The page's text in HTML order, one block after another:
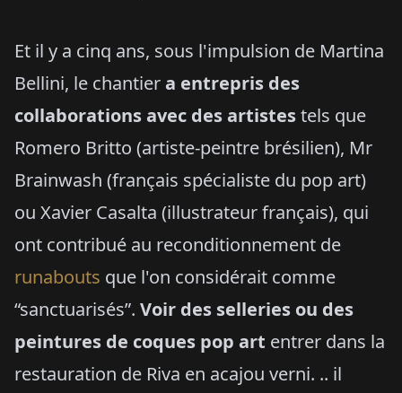
Et il y a cinq ans, sous l'impulsion de Martina
Bellini, le chantiera entrepris des
collaborations avec des artistestels que
Romero Britto (artiste-peintre brésilien), Mr
Brainwash (français spécialiste du pop art)
ou Xavier Casalta (illustrateur français), qui
ont contribué au reconditionnement de
runabouts que l'on considérait comme
“sanctuarisés”. Voir des selleries ou des
peintures de coques pop art entrer dans la
restauration de Riva en acajou verni. .. il